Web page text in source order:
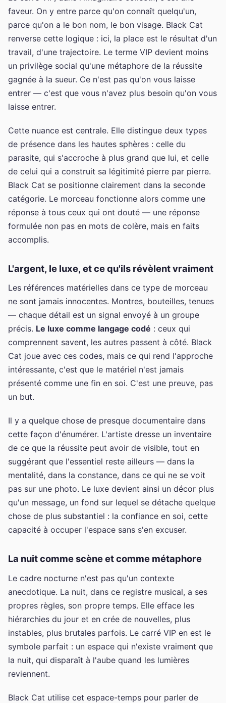
faveur. On y entre parce qu'on connaît quelqu'un,
parce qu'on a le bon nom, le bon visage. Black Cat
renverse cette logique : ici, la place est le résultat d'un
travail, d'une trajectoire. Le terme VIP devient moins
un privilège social qu'une métaphore de la réussite
gagnée à la sueur. Ce n'est pas qu'on vous laisse
entrer — c'est que vous n'avez plus besoin qu'on vous
laisse entrer.
Cette nuance est centrale. Elle distingue deux types
de présence dans les hautes sphères : celle du
parasite, qui s'accroche à plus grand que lui, et celle
de celui qui a construit sa légitimité pierre par pierre.
Black Cat se positionne clairement dans la seconde
catégorie. Le morceau fonctionne alors comme une
réponse à tous ceux qui ont douté — une réponse
formulée non pas en mots de colère, mais en faits
accomplis.
L'argent, le luxe, et ce qu'ils révèlent vraiment
Les références matérielles dans ce type de morceau
ne sont jamais innocentes. Montres, bouteilles, tenues
— chaque détail est un signal envoyé à un groupe
précis. Le luxe comme langage codé : ceux qui
comprennent savent, les autres passent à côté. Black
Cat joue avec ces codes, mais ce qui rend l'approche
intéressante, c'est que le matériel n'est jamais
présenté comme une fin en soi. C'est une preuve, pas
un but.
Il y a quelque chose de presque documentaire dans
cette façon d'énumérer. L'artiste dresse un inventaire
de ce que la réussite peut avoir de visible, tout en
suggérant que l'essentiel reste ailleurs — dans la
mentalité, dans la constance, dans ce qui ne se voit
pas sur une photo. Le luxe devient ainsi un décor plus
qu'un message, un fond sur lequel se détache quelque
chose de plus substantiel : la confiance en soi, cette
capacité à occuper l'espace sans s'en excuser.
La nuit comme scène et comme métaphore
Le cadre nocturne n'est pas qu'un contexte
anecdotique. La nuit, dans ce registre musical, a ses
propres règles, son propre temps. Elle efface les
hiérarchies du jour et en crée de nouvelles, plus
instables, plus brutales parfois. Le carré VIP en est le
symbole parfait : un espace qui n'existe vraiment que
la nuit, qui disparaît à l'aube quand les lumières
reviennent.
Black Cat utilise cet espace-temps pour parler de